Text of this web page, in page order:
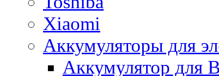
Xiaomi
Аккумуляторы для
Аккумулятор для